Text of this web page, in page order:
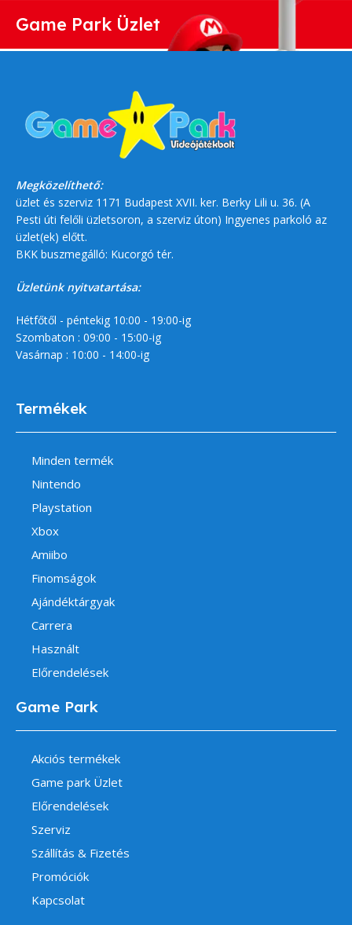
Game Park Üzlet
Megközelíthető:
üzlet és szerviz 1171 Budapest XVII. ker. Berky Lili u. 36. (A
Pesti úti felőli üzletsoron, a szerviz úton) Ingyenes parkoló az
üzlet(ek) előtt.
BKK buszmegálló: Kucorgó tér.
Üzletünk nyitvatartása:
Hétfőtől - péntekig 10:00 - 19:00-ig
Szombaton : 09:00 - 15:00-ig
Vasárnap : 10:00 - 14:00-ig
Termékek
Minden termék
Nintendo
Playstation
Xbox
Amiibo
Finomságok
Ajándéktárgyak
Carrera
Használt
Előrendelések
Game Park
Akciós termékek
Game park Üzlet
Előrendelések
Szerviz
Szállítás & Fizetés
Promóciók
Kapcsolat